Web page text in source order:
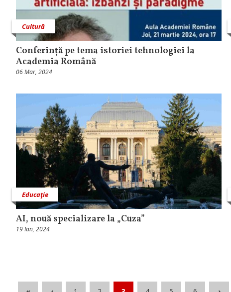
Cultură
Conferință pe tema istoriei tehnologiei la
Academia Română
06 Mar, 2024
Educaţie
AI, nouă specializare la „Cuza”
19 Ian, 2024